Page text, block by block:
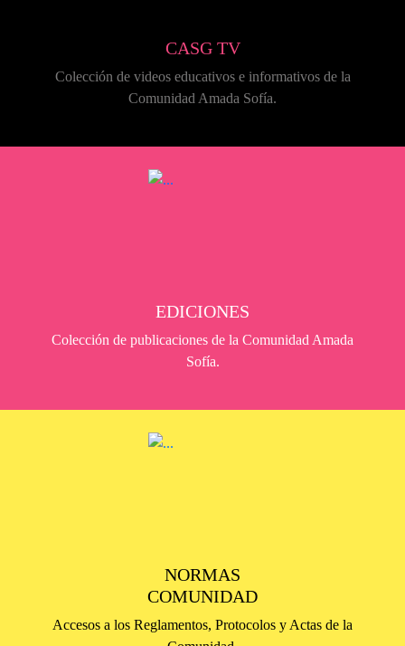
CASG TV
Colección de videos educativos e informativos de la
Comunidad Amada Sofía.
EDICIONES
Colección de publicaciones de la Comunidad Amada
Sofía.
NORMAS
COMUNIDAD
Accesos a los Reglamentos, Protocolos y Actas de la